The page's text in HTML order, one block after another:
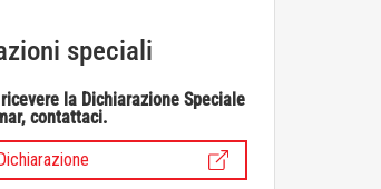
speciali
la Dichiarazione Speciale
contattaci.